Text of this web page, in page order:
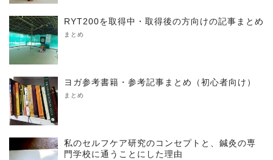
RYT200を取得中・取得後の方向けの記事まとめ
まとめ
ヨガ参考書籍・参考記事まとめ（初心者向け）
まとめ
私のセルフケア研究のコンセプトと、鍼灸の専
門学校に通うことにした理由